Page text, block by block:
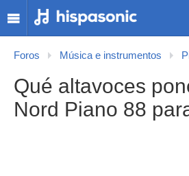
Foros Música e instrumentos
Qué altavoces
Nord Piano 88